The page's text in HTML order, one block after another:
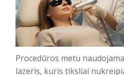
Procedūros metu
lazeris, kuris tiksliai